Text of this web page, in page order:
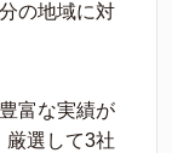
の地域に対
富な実績が
厳選して3社